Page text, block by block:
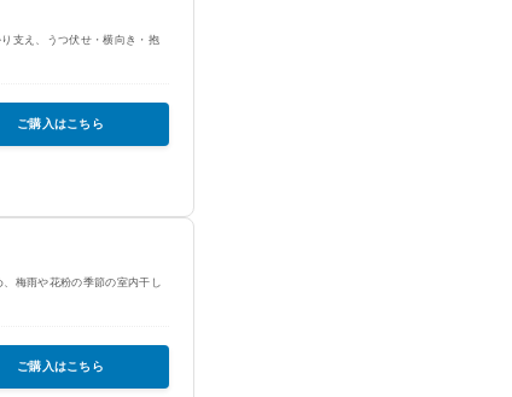
支え、うつ伏せ・横向き・抱
ご購入はこちら
梅雨や花粉の季節の室内干し
ご購入はこちら